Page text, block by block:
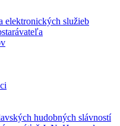
elektronických služieb
hudobných slávností